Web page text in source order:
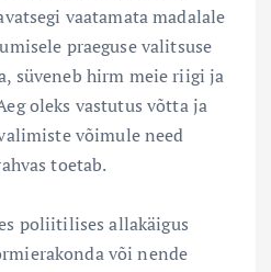
vaatamata madalale
praeguse valitsuse
süveneb hirm meie riigi ja
oleks vastutus võtta ja
võimule need
toetab.
poliitilises allakäigus
või nende